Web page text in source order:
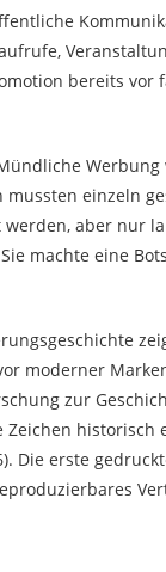
bereits vor
einzeln
aber nur
machte eine
moderner
zur
historisch
Die erste